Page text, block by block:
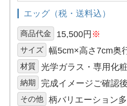
エッグ（税・送料込）
商品代金 15,500円 ※
サイズ 幅5cm×高さ7cm奥
材質 光学ガラス・専用化
納期 完成イメージご確認
その他 柄バリエーション